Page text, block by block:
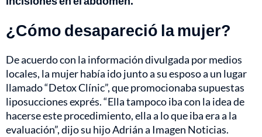
¿Cómo desapareció la mujer?
De acuerdo con la información divulgada por medios
locales, la mujer había ido junto a su esposo a un lugar
llamado “Detox Clínic”, que promocionaba supuestas
liposucciones exprés. “Ella tampoco iba con la idea de
hacerse este procedimiento, ella a lo que iba era a la
evaluación”, dijo su hijo Adrián a Imagen Noticias.